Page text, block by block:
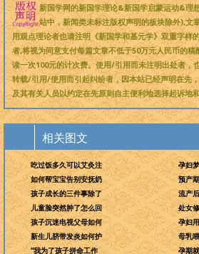
新国学网的新国学理论&新国学启蒙运动&理
站中，新闻类未标注版权声明的板块除外),文
用观点理论者也请注明《新国学和基元学》双重字样
者,将视为同意支付每篇文章不低于50万元人民币的
读一次100元的计次费。使用/引用而未注明出处者，
转载/引用/使用而引起纠纷者，因本站已经声明在先
及其有关人员以约定在先原则自主便利地选择起诉地
相关图文
吃过饭多久可以艾灸注
如何帮宝宝告别安抚奶
孩子成长的三件事除了
儿童脸突然肿了怎么回
孩子沉迷电视父母如何
新生儿脐带发炎如何护
“我为了孩子拼命工作
孕妇
预产
流产
处女
孕妇
母乳
孕期